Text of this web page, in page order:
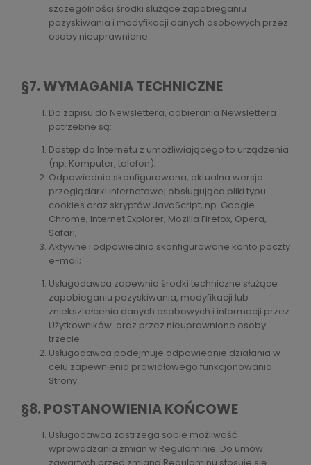
szczególności środki służące zapobieganiu
pozyskiwania i modyfikacji danych osobowych przez
osoby nieuprawnione.
§7. WYMAGANIA TECHNICZNE
Do zapisu do Newslettera, odbierania Newslettera
potrzebne są:
Dostęp do Internetu z umożliwiającego to urządzenia
(np. Komputer, telefon);
Odpowiednio skonfigurowana, aktualna wersja
przeglądarki internetowej obsługująca pliki typu
cookies oraz skryptów JavaScript, np. Google
Chrome, Internet Explorer, Mozilla Firefox, Opera,
Safari;
Aktywne i odpowiednio skonfigurowane konto poczty
e-mail;
Usługodawca zapewnia środki techniczne służące
zapobieganiu pozyskiwania, modyfikacji lub
zniekształcenia danych osobowych i informacji przez
Użytkowników oraz przez nieuprawnione osoby
trzecie.
Usługodawca podejmuje odpowiednie działania w
celu zapewnienia prawidłowego funkcjonowania
Strony.
§8. POSTANOWIENIA KOŃCOWE
Usługodawca zastrzega sobie możliwość
wprowadzania zmian w Regulaminie. Do umów